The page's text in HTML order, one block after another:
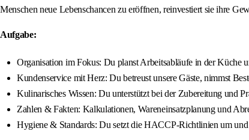
Menschen neue Lebenschancen zu eröffnen, reinvestiert sie ihre
Aufgabe:
Organisation im Fokus: Du planst Arbeitsabläufe in der Küche
Kundenservice mit Herz: Du betreust unsere Gäste, nimmst
Kulinarisches Wissen: Du unterstützt bei der Zubereitung und
Zahlen & Fakten: Kalkulationen, Wareneinsatzplanung und
Hygiene & Standards: Du setzt die HACCP-Richtlinien um und